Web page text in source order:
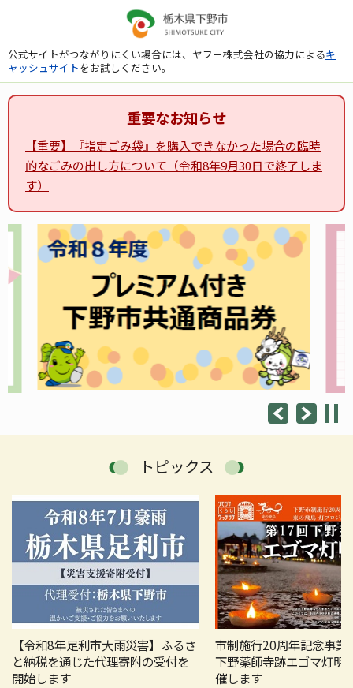
公式サイトがつながりにくい場合には、ヤフー株式会社の協力によるキ
ャッシュサイトをお試しください。
重要なお知らせ
【重要】『指定ごみ袋』を購入できなかった場合の臨時
的なごみの出し方について（令和8年9月30日で終了しま
す）
トピックス
【令和8年足利市大雨災害】ふるさ
と納税を通じた代理寄附の受付を
開始します
市制施行20周年記念事
下野薬師寺跡エゴマ灯明
催します